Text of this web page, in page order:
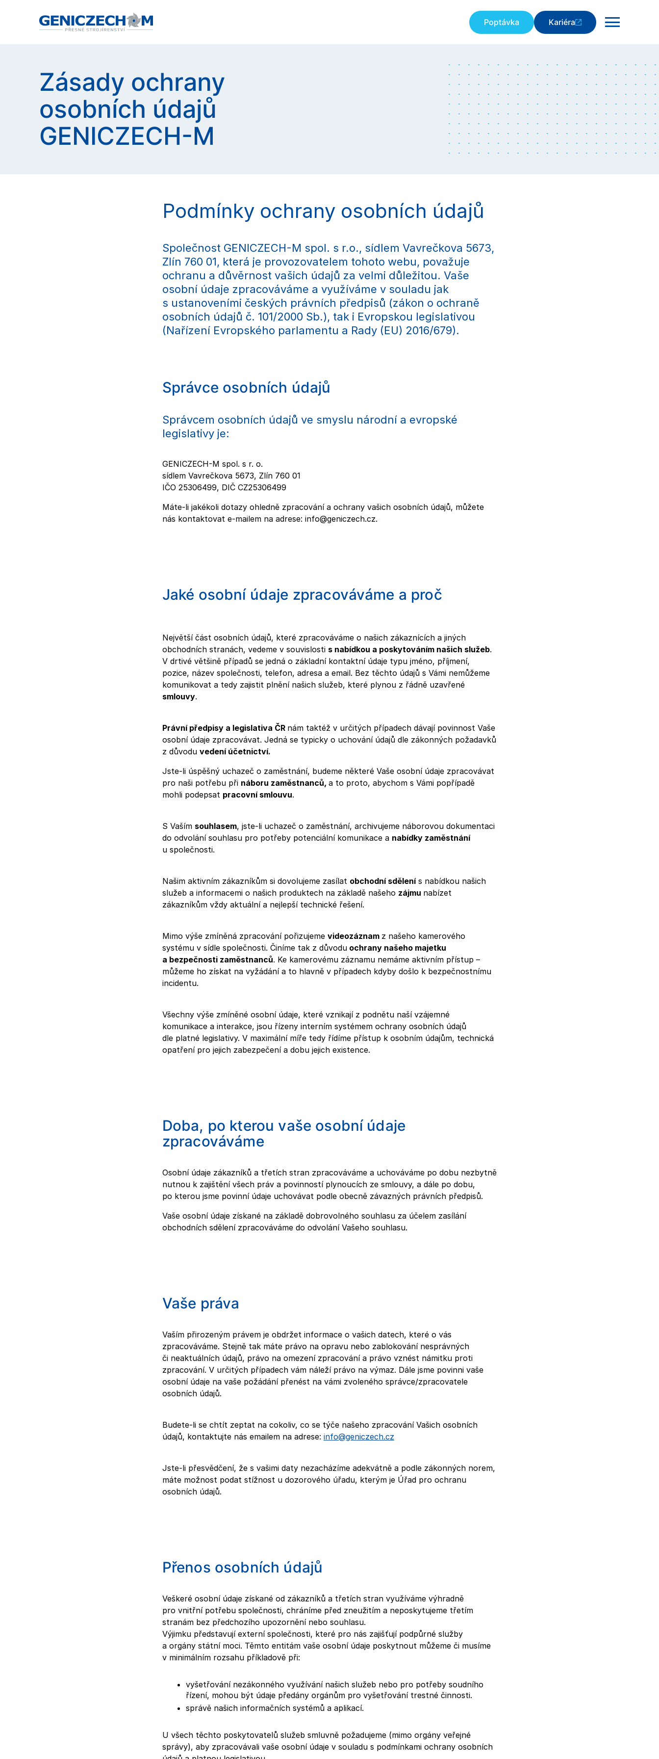
Poptávka Kariéra
Zásady ochrany
osobních údajů
GENICZECH-M
Podmínky ochrany osobních údajů
Společnost GENICZECH-M spol. s r.o., sídlem Vavrečkova 5673,
Zlín 760 01, která je provozovatelem tohoto webu, považuje
ochranu a důvěrnost vašich údajů za velmi důležitou. Vaše
osobní údaje zpracováváme a využíváme v souladu jak
s ustanoveními českých právních předpisů (zákon o ochraně
osobních údajů č. 101/2000 Sb.), tak i Evropskou legislativou
(Nařízení Evropského parlamentu a Rady (EU) 2016/679).
Správce osobních údajů
Správcem osobních údajů ve smyslu národní a evropské
legislativy je:
GENICZECH-M spol. s r. o.
sídlem Vavrečkova 5673, Zlín 760 01
IČO 25306499, DIČ CZ25306499
Máte-li jakékoli dotazy ohledně zpracování a ochrany vašich osobních údajů, můžete
nás kontaktovat e-mailem na adrese: info@geniczech.cz.
Jaké osobní údaje zpracováváme a proč
Největší část osobních údajů, které zpracováváme o našich zákaznících a jiných
obchodních stranách, vedeme v souvislosti s nabídkou a poskytováním našich služeb.
V drtivé většině případů se jedná o základní kontaktní údaje typu jméno, příjmení,
pozice, název společnosti, telefon, adresa a email. Bez těchto údajů s Vámi nemůžeme
komunikovat a tedy zajistit plnění našich služeb, které plynou z řádně uzavřené
smlouvy.
Právní předpisy a legislativa ČR nám taktéž v určitých případech dávají povinnost Vaše
osobní údaje zpracovávat. Jedná se typicky o uchování údajů dle zákonných požadavků
z důvodu vedení účetnictví.
Jste-li úspěšný uchazeč o zaměstnání, budeme některé Vaše osobní údaje zpracovávat
pro naši potřebu při náboru zaměstnanců, a to proto, abychom s Vámi popřípadě
mohli podepsat pracovní smlouvu.
S Vaším souhlasem, jste-li uchazeč o zaměstnání, archivujeme náborovou dokumentaci
do odvolání souhlasu pro potřeby potenciální komunikace a nabídky zaměstnání
u společnosti.
Našim aktivním zákazníkům si dovolujeme zasílat obchodní sdělenís nabídkou našich
služeb a informacemi o našich produktech na základě našeho zájmu nabízet
zákazníkům vždy aktuální a nejlepší technické řešení.
Mimo výše zmíněná zpracování pořizujeme videozáznam z našeho kamerového
systému v sídle společnosti. Činíme tak z důvoduochrany našeho majetku
a bezpečnosti zaměstnanců. Ke kamerovému záznamu nemáme aktivním přístup –
můžeme ho získat na vyžádání a to hlavně v případech kdyby došlo k bezpečnostnímu
incidentu.
Všechny výše zmíněné osobní údaje, které vznikají z podnětu naší vzájemné
komunikace a interakce, jsou řízeny interním systémem ochrany osobních údajů
dle platné legislativy. V maximální míře tedy řídíme přístup k osobním údajům, technická
opatření pro jejich zabezpečení a dobu jejich existence.
Doba, po kterou vaše osobní údaje
zpracováváme
Osobní údaje zákazníků a třetích stran zpracováváme a uchováváme po dobu nezbytně
nutnou k zajištění všech práv a povinností plynoucích ze smlouvy, a dále po dobu,
po kterou jsme povinní údaje uchovávat podle obecně závazných právních předpisů.
Vaše osobní údaje získané na základě dobrovolného souhlasu za účelem zasílání
obchodních sdělení zpracováváme do odvolání Vašeho souhlasu.
Vaše práva
Vaším přirozeným právem je obdržet informace o vašich datech, které o vás
zpracováváme. Stejně tak máte právo na opravu nebo zablokování nesprávných
či neaktuálních údajů, právo na omezení zpracování a právo vznést námitku proti
zpracování. V určitých případech vám náleží právo na výmaz. Dále jsme povinni vaše
osobní údaje na vaše požádání přenést na vámi zvoleného správce/zpracovatele
osobních údajů.
Budete-li se chtít zeptat na cokoliv, co se týče našeho zpracování Vašich osobních
údajů, kontaktujte nás emailem na adrese: info@geniczech.cz
Jste-li přesvědčení, že s vašimi daty nezacházíme adekvátně a podle zákonných norem,
máte možnost podat stížnost u dozorového úřadu, kterým je Úřad pro ochranu
osobních údajů.
Přenos osobních údajů
Veškeré osobní údaje získané od zákazníků a třetích stran využíváme výhradně
pro vnitřní potřebu společnosti, chráníme před zneužitím a neposkytujeme třetím
stranám bez předchozího upozornění nebo souhlasu.
Výjimku představují externí společnosti, které pro nás zajišťují podpůrné služby
a orgány státní moci. Těmto entitám vaše osobní údaje poskytnout můžeme či musíme
v minimálním rozsahu příkladově při:
vyšetřování nezákonného využívání našich služeb nebo pro potřeby soudního
řízení, mohou být údaje předány orgánům pro vyšetřování trestné činnosti.
správě našich informačních systémů a aplikací.
U všech těchto poskytovatelů služeb smluvně požadujeme (mimo orgány veřejné
správy), aby zpracovávali vaše osobní údaje v souladu s podmínkami ochrany osobních